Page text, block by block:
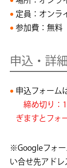
定員：オンラ
参加費：無料
申込・詳細
申込フォーム
締め切り：
ぎますとフォ
※Googleフォー
い合せ先アド